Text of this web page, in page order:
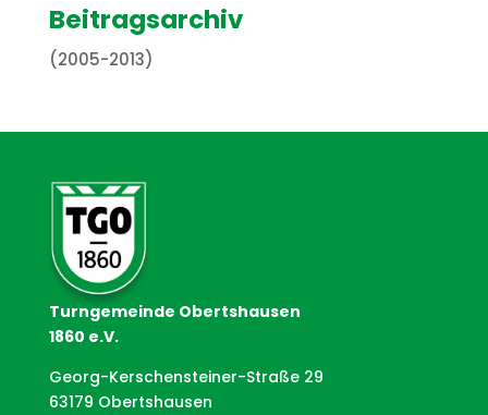
Beitragsarchiv
(2005-2013)
Turngemeinde Obertshausen
1860 e.V.
Georg-Kerschensteiner-Straße 29
63179 Obertshausen